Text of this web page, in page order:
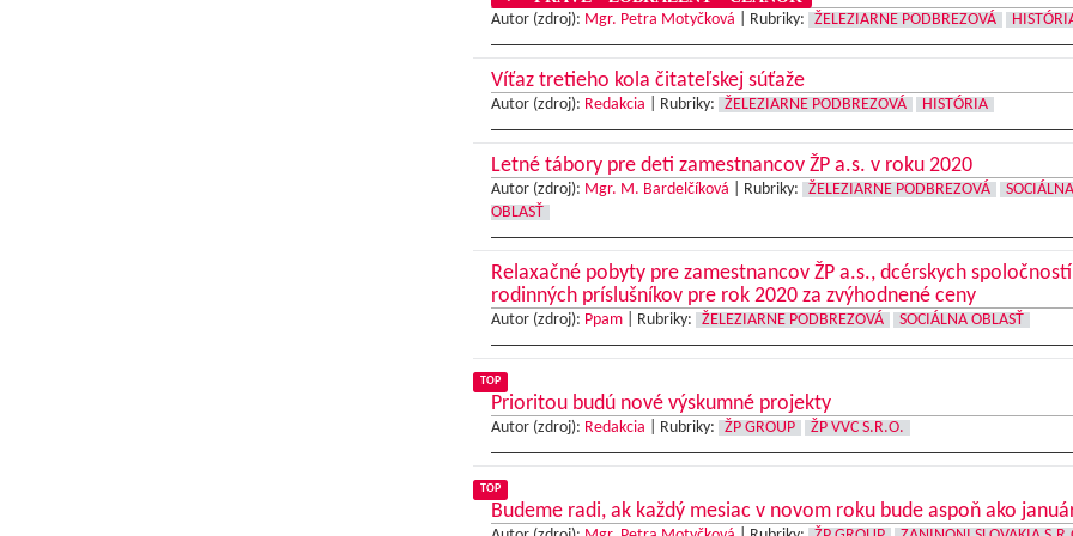
Autor (zdroj): Mgr. Petra Motyčková Rubriky: ŽELEZIARNE PODBREZOVÁ
Víťaz tretieho kola čitateľskej súťaže
Autor (zdroj): Redakcia Rubriky: ŽELEZIARNE PODBREZOVÁ HISTÓRIA
Letné tábory pre deti zamestnancov ŽP a.s. v roku 2020
Autor (zdroj): Mgr. M. Bardelčíková Rubriky: ŽELEZIARNE PODBREZOVÁ
SOCIÁLNA
OBLASŤ
Relaxačné pobyty pre zamestnancov ŽP a.s., dcérskych
rodinných príslušníkov pre rok 2020 za zvýhodnené ceny
Autor (zdroj): Ppam| Rubriky: ŽELEZIARNE PODBREZOVÁ SOCIÁLNA OBLASŤ
TOP
Prioritou budú nové výskumné projekty
Autor (zdroj): Redakcia Rubriky: ŽP GROUP ŽP VVC S.R.O.
TOP
Budeme radi, ak každý mesiac v novom roku bude aspoň ako